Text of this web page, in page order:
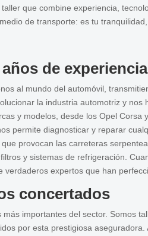
que combine experiencia,
de transporte: es tu
de experiencia
al mundo del automóvil,
la industria automotriz y
y modelos, desde los Opel Corsa
permite diagnosticar y reparar
provocan las carreteras
y sistemas de refrigeración.
expertos que han
concertados
importantes del sector. Somos
por esta prestigiosa